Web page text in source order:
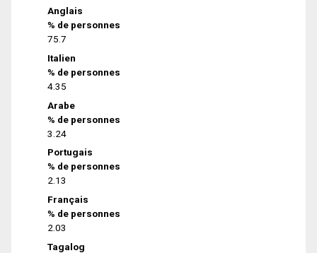
Anglais
% de personnes
75.7
Italien
% de personnes
4.35
Arabe
% de personnes
3.24
Portugais
% de personnes
2.13
Français
% de personnes
2.03
Tagalog